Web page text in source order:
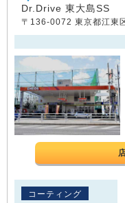
Dr.Drive 東大島SS
〒136-0072 東京都江東
コーティング